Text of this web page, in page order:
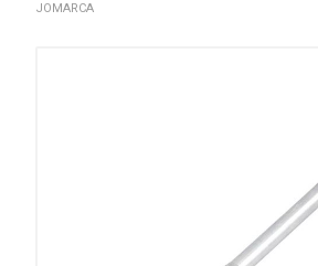
JOMARCA